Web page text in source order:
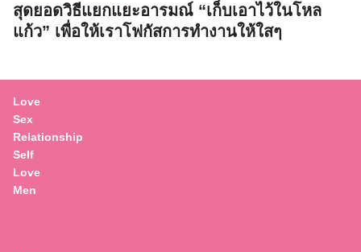
สุดยอดวิธีแยกแยะอารมณ์ “เก็บเอาไว้ในโหล
แก้ว” เพื่อให้เราโฟกัสการทำงานให้ใสๆ
Love
Sex
Relationship
Self
Love
Men